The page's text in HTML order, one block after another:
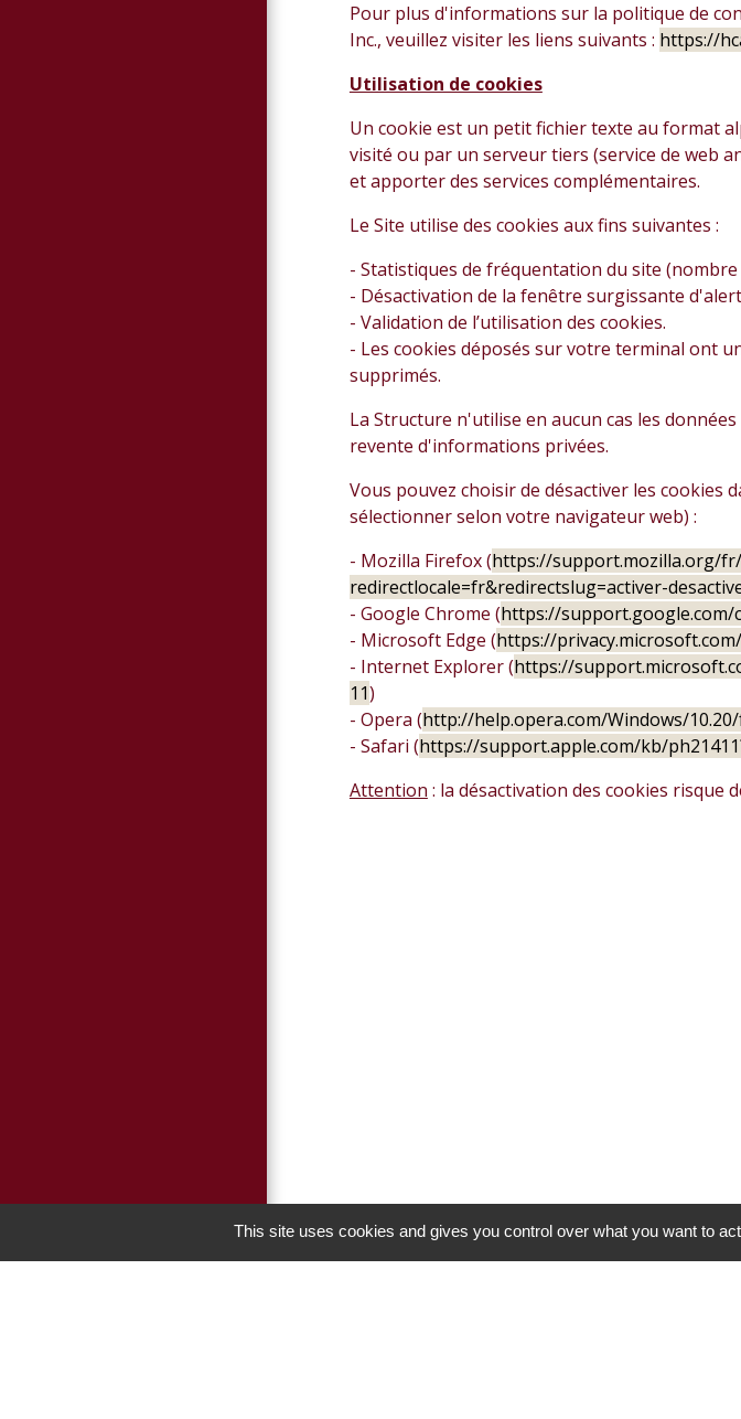
Pour plus d'informations sur la politique de
Inc., veuillez visiter les liens suivants : https://
Utilisation de cookies
Un cookie est un petit fichier texte au format
visité ou par un serveur tiers (service de web
et apporter des services complémentaires.
Le Site utilise des cookies aux fins suivantes :
- Statistiques de fréquentation du site (nombre
- Désactivation de la fenêtre surgissante
- Validation de l’utilisation des cookies.
- Les cookies déposés sur votre terminal ont
supprimés.
La Structure n'utilise en aucun cas les
revente d'informations privées.
Vous pouvez choisir de désactiver les cookies
sélectionner selon votre navigateur web) :
- Mozilla Firefox (https://support.mozilla.org/
redirectlocale=fr&redirectslug=activer-
- Google Chrome (https://support.google.com/
- Microsoft Edge (https://
- Internet Explorer (https://
11)
- Opera (http://help.opera.com/Windows/
- Safari (https://support.apple.com/kb/
Attention : la désactivation des cookies risque
- Sur placeouvert de
This site uses cookies and gives you control over what you want to